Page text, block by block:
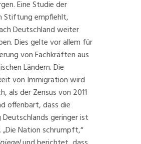
EineStudieder
Stiftung empfiehlt,
Deutschland weiter
Dies gelte vor allem für
von Fachkräften aus
Ländern. Die
von Immigration wird
als der Zensus von 2011
offenbart, dass die
Deutschlands geringer ist
Nation schrumpft,“